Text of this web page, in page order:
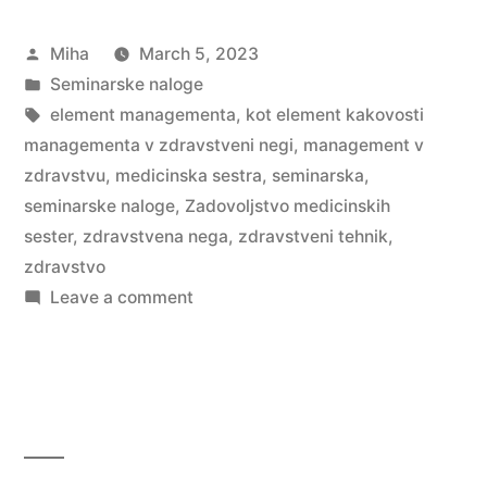
kot
element
kakovosti
managementa
v
Posted
by
Miha
March 5, 2023
Posted
in
Seminarske naloge
Tags:
element managementa, kot element kakovosti
managementa v zdravstveni negi, management v
zdravstvu, medicinska sestra, seminarska,
seminarske naloge, Zadovoljstvo medicinskih
sester, zdravstvena nega, zdravstveni tehnik,
zdravstvo
Leave a commenton